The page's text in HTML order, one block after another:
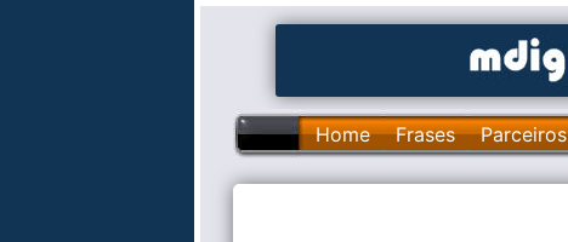
Home Frases Parceiros